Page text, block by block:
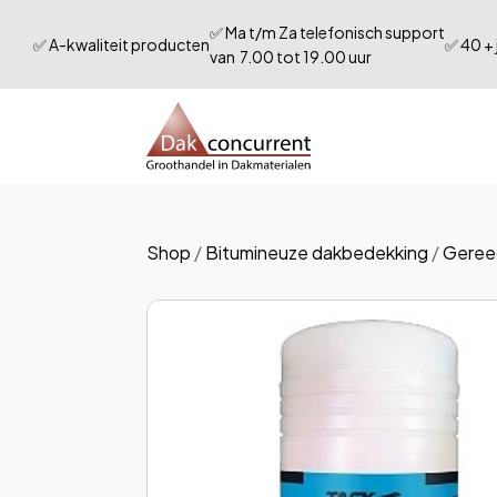
✅ A-kwaliteit producten
✅ Ma t/m Za telefonisch support
van 7.00 tot 19.00 uur
✅ 40
Shop /Bitumineuze dakbedekking /